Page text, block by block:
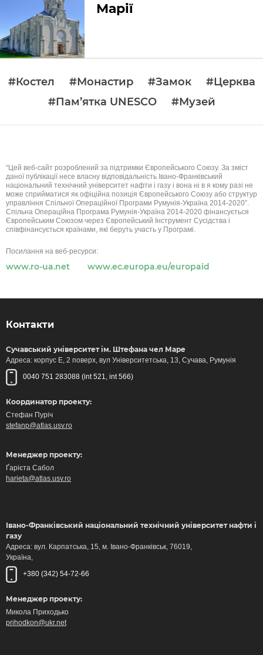
Марії
#Костел #Монастир #Замок
#Церква
#Пам’ятка UNESCO
#Музей
“Цей веб-сайт розроблений за підтримки Європейського Союзу. За зміст
даної публікації несе власну відповідальність Івано-Франківський
національний технічний університет нафти і газу і вона ні в я кому разі не
може сприйматися як офіційна позиція Європейського Союзу або структур
управління Спільної Операційної Програми Румунія-Україна 2014-2020”.
Спільна Операційна Програма Румунія-Україна 2014-2020 фінансується
Європейським Союзом через Європейський Інструмент Сусідства і
співфінансується країнами, які беруть участь у Програмі.
Посилання на веб-ресурси:
www.ro-ua.net www.ec.europa.eu/europaid
Контакти
Сучавський університет ім. Штефана чел Маре
Адреса: корпус Е, 2 поверх, вул Університетська, 13, Сучава, Румунія
0040 751 283088 (int 521, int 566)
Координатор проекту:
Стефан Пуріч
stefanp@atlas.usv.ro
Менеджер проекту:
Ґарієта Сабол
harieta@atlas.usv.ro
Івано-Франківський національний технічний університет нафти і
газу
Адреса: вул. Карпатська, 15, м. Івано-Франківськ, 76019,
Україна,
+380 (342) 54-72-66
Менеджер проекту:
Микола Приходько
prihodkon@ukr.net